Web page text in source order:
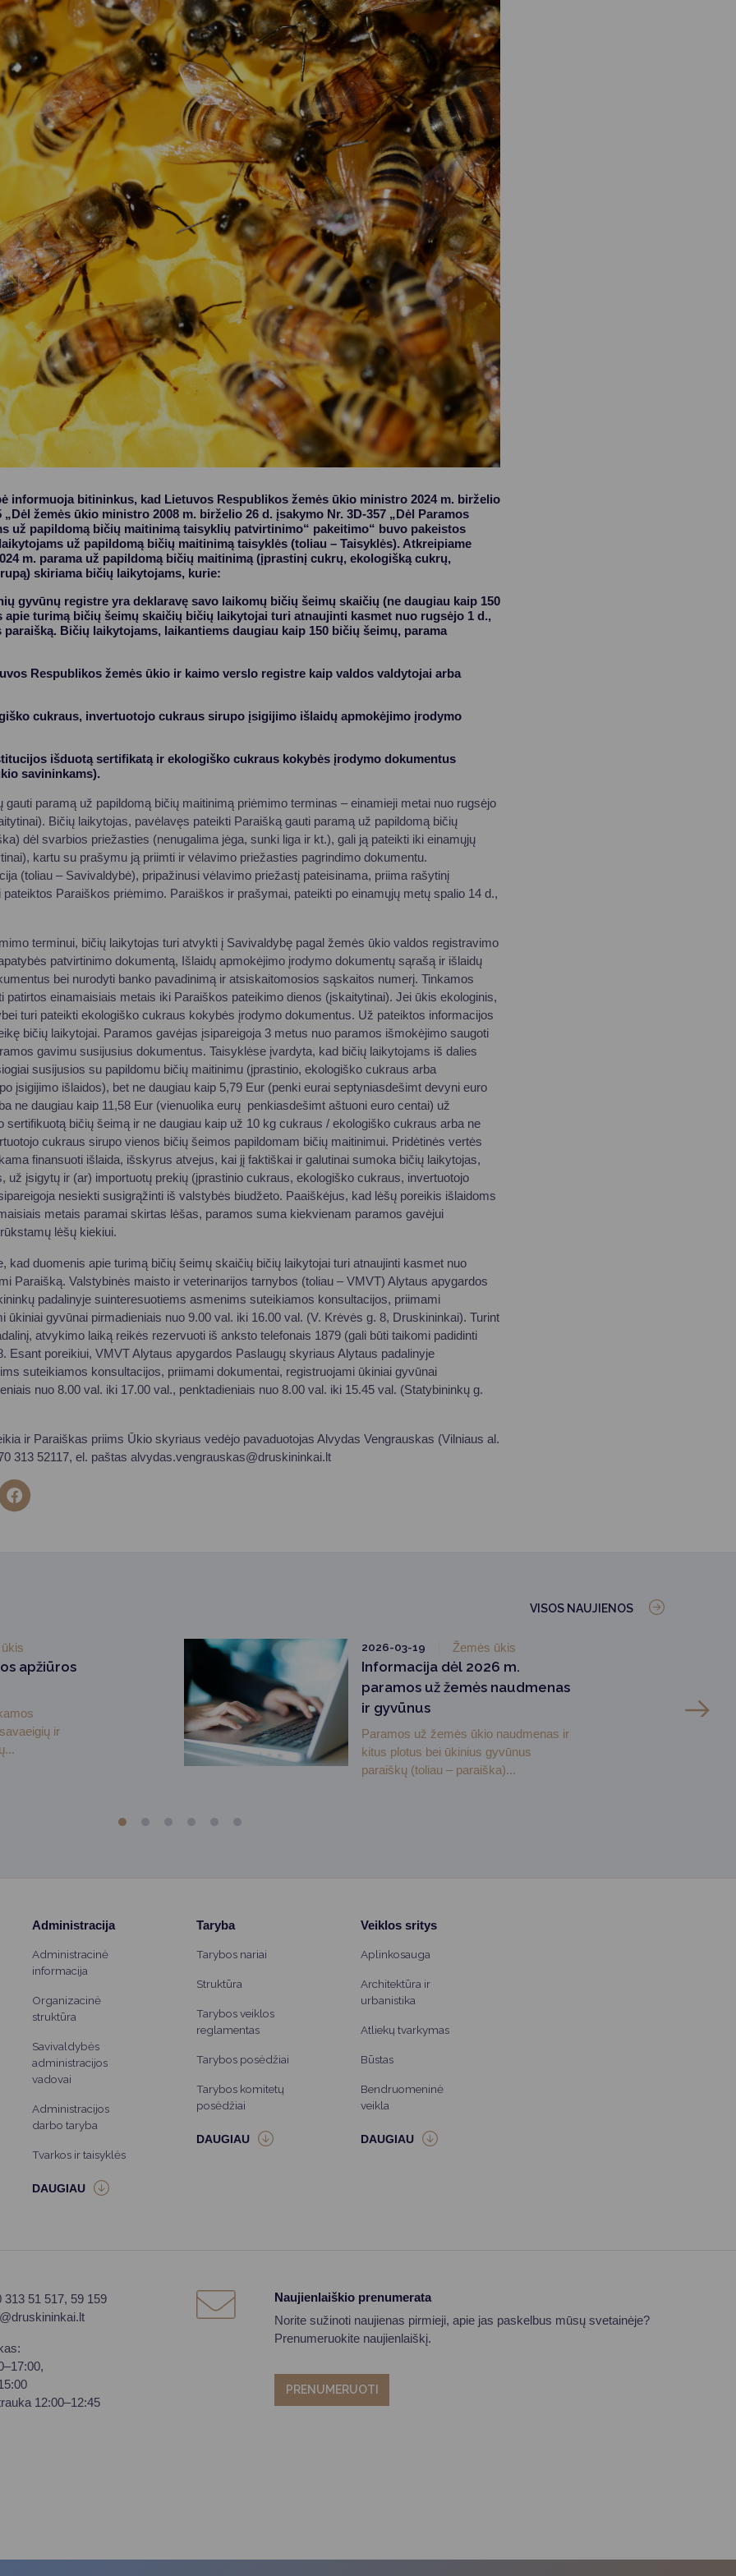
Pranešėjų apsauga
Asmens duomenų apsauga
informuoja bitininkus, kad Lietuvos Respublikos žemės ūkio ministro 2024 m. birželio
„Dėl žemės ūkio ministro 2008 m. birželio 26 d. įsakymo Nr. 3D-357 „Dėl Paramos
už papildomą bičių maitinimą taisyklių patvirtinimo“ pakeitimo“ buvo pakeistos
už papildomą bičių maitinimą taisyklės (toliau – Taisyklės). Atkreipiame
m. parama už papildomą bičių maitinimą (įprastinį cukrų, ekologišką cukrų,
skiriama bičių laikytojams, kurie:
gyvūnų registre yra deklaravę savo laikomų bičių šeimų skaičių (ne daugiau kaip 150
apie turimą bičių šeimų skaičių bičių laikytojai turi atnaujinti kasmet nuo rugsėjo 1 d.,
paraišką. Bičių laikytojams, laikantiems daugiau kaip 150 bičių šeimų, parama
Respublikos žemės ūkio ir kaimo verslo registre kaip valdos valdytojai arba
cukraus, invertuotojo cukraus sirupo įsigijimo išlaidų apmokėjimo įrodymo
išduotą sertifikatą ir ekologiško cukraus kokybės įrodymo dokumentus
savininkams).
gauti paramą už papildomą bičių maitinimą priėmimo terminas – einamieji metai nuo rugsėjo
Bičių laikytojas, pavėlavęs pateikti Paraišką gauti paramą už papildomą bičių
dėl svarbios priežasties (nenugalima jėga, sunki liga ir kt.), gali ją pateikti iki einamųjų
kartu su prašymu ją priimti ir vėlavimo priežasties pagrindimo dokumentu.
(toliau – Savivaldybė), pripažinusi vėlavimo priežastį pateisinama, priima rašytinį
pateiktos Paraiškos priėmimo. Paraiškos ir prašymai, pateikti po einamųjų metų spalio 14 d.,
terminui, bičių laikytojas turi atvykti į Savivaldybę pagal žemės ūkio valdos registravimo
patvirtinimo dokumentą, Išlaidų apmokėjimo įrodymo dokumentų sąrašą ir išlaidų
bei nurodyti banko pavadinimą ir atsiskaitomosios sąskaitos numerį. Tinkamos
patirtos einamaisiais metais iki Paraiškos pateikimo dienos (įskaitytinai). Jei ūkis ekologinis,
turi pateikti ekologiško cukraus kokybės įrodymo dokumentus. Už pateiktos informacijos
bičių laikytojai. Paramos gavėjas įsipareigoja 3 metus nuo paramos išmokėjimo saugoti
gavimu susijusius dokumentus. Taisyklėse įvardyta, kad bičių laikytojams iš dalies
susijusios su papildomu bičių maitinimu (įprastinio, ekologiško cukraus arba
įsigijimo išlaidos), bet ne daugiau kaip 5,79 Eur (penki eurai septyniasdešimt devyni euro
ne daugiau kaip 11,58 Eur (vienuolika eurų penkiasdešimt aštuoni euro centai) už
sertifikuotą bičių šeimą ir ne daugiau kaip už 10 kg cukraus / ekologiško cukraus arba ne
cukraus sirupo vienos bičių šeimos papildomam bičių maitinimui. Pridėtinės vertės
finansuoti išlaida, išskyrus atvejus, kai jį faktiškai ir galutinai sumoka bičių laikytojas,
už įsigytų ir (ar) importuotų prekių (įprastinio cukraus, ekologiško cukraus, invertuotojo
nesiekti susigrąžinti iš valstybės biudžeto. Paaiškėjus, kad lėšų poreikis išlaidoms
metais paramai skirtas lėšas, paramos suma kiekvienam paramos gavėjui
lėšų kiekiui.
kad duomenis apie turimą bičių šeimų skaičių bičių laikytojai turi atnaujinti kasmet nuo
Paraišką. Valstybinės maisto ir veterinarijos tarnybos (toliau – VMVT) Alytaus apygardos
padalinyje suinteresuotiems asmenims suteikiamos konsultacijos, priimami
ūkiniai gyvūnai pirmadieniais nuo 9.00 val. iki 16.00 val. (V. Krėvės g. 8, Druskininkai). Turint
atvykimo laiką reikės rezervuoti iš anksto telefonais 1879 (gali būti taikomi padidinti
Esant poreikiui, VMVT Alytaus apygardos Paslaugų skyriaus Alytaus padalinyje
suteikiamos konsultacijos, priimami dokumentai, registruojami ūkiniai gyvūnai
nuo 8.00 val. iki 17.00 val., penktadieniais nuo 8.00 val. iki 15.45 val. (Statybininkų g.
ir Paraiškas priims Ūkio skyriaus vedėjo pavaduotojas Alvydas Vengrauskas (Vilniaus al.
313 52117, el. paštas alvydas.vengrauskas@druskininkai.lt
VISOS NAUJIENOS
ūkis
apžiūros
ir
2026-03-19 Žemės ūkis
Informacija dėl 2026 m.
paramos už žemės naudmenas
ir gyvūnus
Paramos už žemės ūkio naudmenas ir
kitus plotus bei ūkinius gyvūnus
paraiškų (toliau – paraiška)...
Administracija
Administracinė
informacija
Organizacinė
struktūra
Savivaldybės
administracijos
vadovai
Administracijos
darbo taryba
Tvarkos ir taisyklės
Taryba
Tarybos nariai
Struktūra
Tarybos veiklos
reglamentas
Tarybos posėdžiai
Tarybos komitetų
posėdžiai
Veiklos sritys
Aplinkosauga
Architektūra ir
urbanistika
Atliekų tvarkymas
Būstas
Bendruomeninė
veikla
313 51 517, 59 159
12:00–12:45
Naujienlaiškio prenumerata
Norite sužinoti naujienas pirmieji, apie jas paskelbus mūsų svetainėje?
Prenumeruokite naujienlaiškį.
PRENUMERUOTI